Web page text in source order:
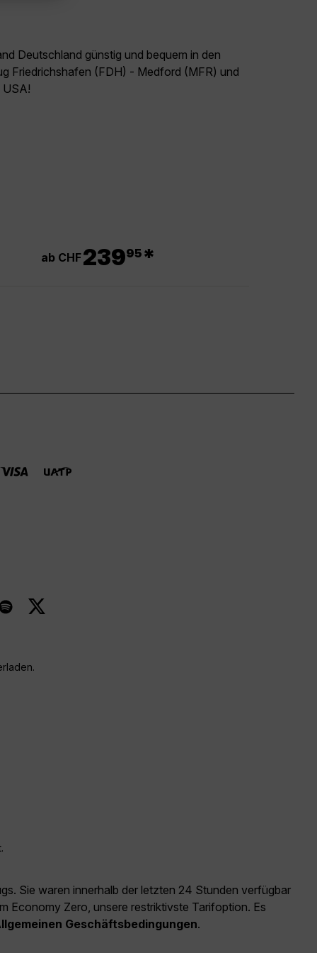
Deutschland günstig und bequem in den
Friedrichshafen (FDH) - Medford (MFR) und
USA!
ab CHF23995 *
Sie waren innerhalb der letzten 24 Stunden verfügbar
Economy Zero, unsere restriktivste Tarifoption. Es
Geschäftsbedingungen.